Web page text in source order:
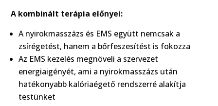
A kombinált terápia előnyei:
A nyirokmasszázs és EMS együtt nemcsak a
zsírégetést, hanem a bőrfeszesítést is fokozza
Az EMS kezelés megnöveli a szervezet
energiaigényét, ami a nyirokmasszázs után
hatékonyabb kalóriaégető rendszerré alakítja
testünket